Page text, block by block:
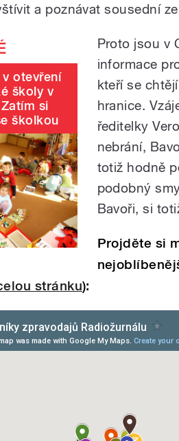
a poznávat sousední
otevření
školy v
si
školkou
Proto jsou v
informace
kteří se
hranice.
ředitelky
nebrání,
totiž hodně
podobný
Bavoři, si
Projděte si
stránku):